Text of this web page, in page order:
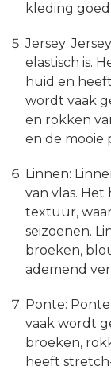
kleding
Jersey:
elastisch is.
huid en
wordt vaak
en rokken
en de mooie
Linnen:
van vlas.
textuur,
seizoenen.
broeken,
ademend
Ponte:
vaak wordt
broeken,
heeft